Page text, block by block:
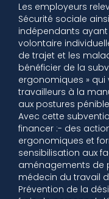
Les employeurs
Sécurité sociale
indépendants
volontaire
de trajet et les
bénéficier de la
ergonomiques » qui
travailleurs à la
aux postures
Avec cette
financer :- des
ergonomiques et
sensibilisation aux
aménagements de
médecin du travail
Prévention de la